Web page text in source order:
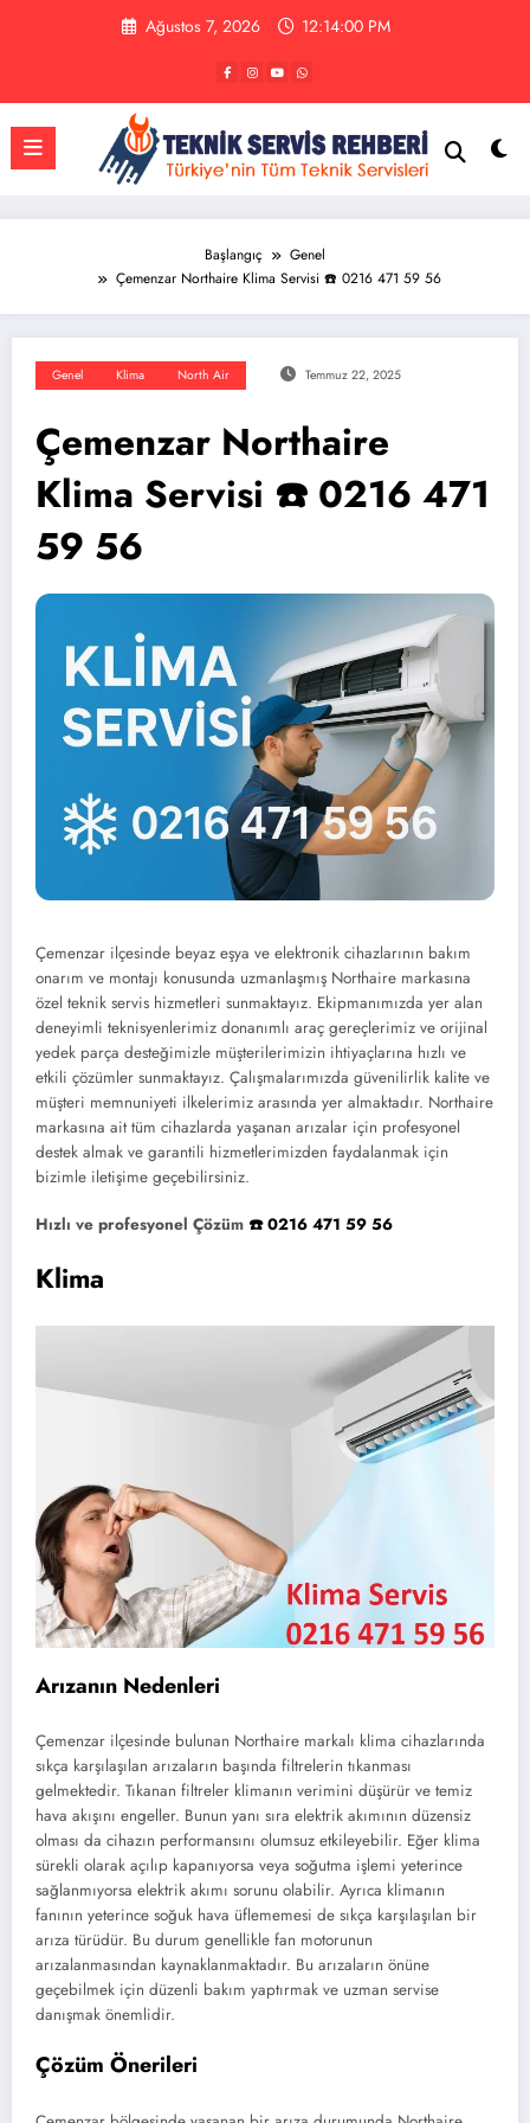
Ağustos 7, 2026 12:14:01 PM
Başlangıç
Genel
Çemenzar Northaire Klima Servisi ☎️ 0216 471 59 56
Genel Klima North Air Temmuz 22, 2025
Çemenzar Northaire
Klima Servisi ☎️ 0216 471
59 56
Çemenzar ilçesinde beyaz eşya ve elektronik cihazlarının bakım
onarım ve montajı konusunda uzmanlaşmış Northaire markasına
özel teknik servis hizmetleri sunmaktayız. Ekipmanımızda yer alan
deneyimli teknisyenlerimiz donanımlı araç gereçlerimiz ve orijinal
yedek parça desteğimizle müşterilerimizin ihtiyaçlarına hızlı ve
etkili çözümler sunmaktayız. Çalışmalarımızda güvenilirlik kalite ve
müşteri memnuniyeti ilkelerimiz arasında yer almaktadır. Northaire
markasına ait tüm cihazlarda yaşanan arızalar için profesyonel
destek almak ve garantili hizmetlerimizden faydalanmak için
bizimle iletişime geçebilirsiniz.
Hızlı ve profesyonel Çözüm ☎️ 0216 471 59 56
Klima
Arızanın Nedenleri
Çemenzar ilçesinde bulunan Northaire markalı klima cihazlarında
sıkça karşılaşılan arızaların başında filtrelerin tıkanması
gelmektedir. Tıkanan filtreler klimanın verimini düşürür ve temiz
hava akışını engeller. Bunun yanı sıra elektrik akımının düzensiz
olması da cihazın performansını olumsuz etkileyebilir. Eğer klima
sürekli olarak açılıp kapanıyorsa veya soğutma işlemi yeterince
sağlanmıyorsa elektrik akımı sorunu olabilir. Ayrıca klimanın
fanının yeterince soğuk hava üflememesi de sıkça karşılaşılan bir
arıza türüdür. Bu durum genellikle fan motorunun
arızalanmasından kaynaklanmaktadır. Bu arızaların önüne
geçebilmek için düzenli bakım yaptırmak ve uzman servise
danışmak önemlidir.
Çözüm Önerileri